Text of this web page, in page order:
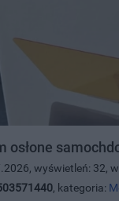
osłone
wyświetleń: 32,
, kategoria: